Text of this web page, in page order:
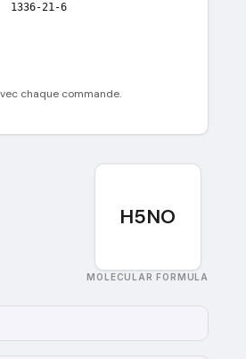
1336-21-6
chaque commande.
H5NO
MOLECULAR FORMULA